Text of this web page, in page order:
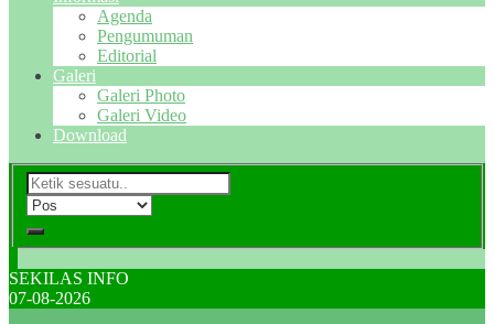
Agenda
Pengumuman
Editorial
Galeri
Galeri Photo
Galeri Video
Download
SEKILAS INFO
07-08-2026